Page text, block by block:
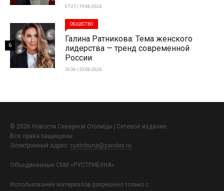
07:27 | 19-06-2024
ОБЩЕСТВО
Галина Ратникова: Тема женского
лидерства — тренд современной
России
16:36 | 23-06-2024
6
© 2026 Новости Северной Столицы | Сетевое издание.
Все права защищены.
Электронный адрес: rustribuna@yandex.ru
Объединенные СМИ «РУСТРИБУНА»
Использование материалов разрешено только с